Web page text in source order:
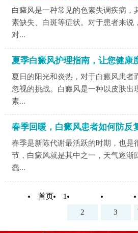
白癜风是一种常见的色素失调疾病，
素缺失、白斑等症状。对于患者来说
对...
夏季白癜风护理指南，让您健康
夏日的阳光和炎热，对于白癜风患者
忽视的挑战。白癜风是一种以皮肤出
素...
春季回暖，白癜风患者如何防反
春季是新陈代谢最活跃的时期，也是
节，白癜风就是其中之一，天气逐渐
蠢...
首页
1
2
3